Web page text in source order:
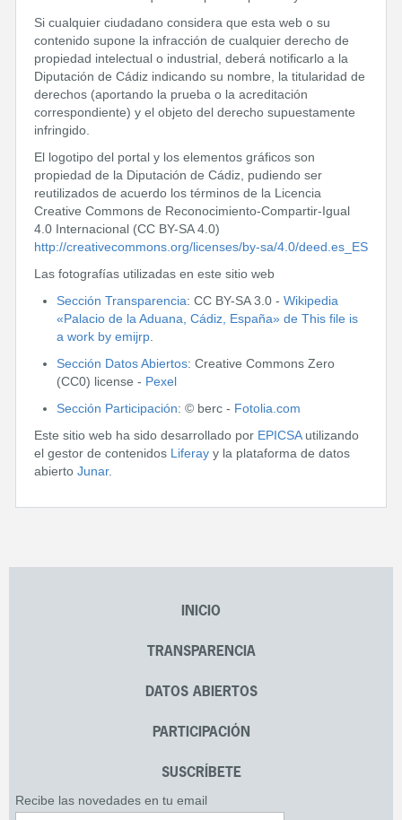
Si cualquier ciudadano considera que esta web o su
contenido supone la infracción de cualquier derecho de
propiedad intelectual o industrial, deberá notificarlo a la
Diputación de Cádiz indicando su nombre, la titularidad de
derechos (aportando la prueba o la acreditación
correspondiente) y el objeto del derecho supuestamente
infringido.
El logotipo del portal y los elementos gráficos son
propiedad de la Diputación de Cádiz, pudiendo ser
reutilizados de acuerdo los términos de la Licencia
Creative Commons de Reconocimiento-Compartir-Igual
4.0 Internacional (CC BY-SA 4.0)
http://creativecommons.org/licenses/by-sa/4.0/deed.es_ES
Las fotografías utilizadas en este sitio web
Sección Transparencia: CC BY-SA 3.0 - Wikipedia
«Palacio de la Aduana, Cádiz, España» de This file is
a work by emijrp
Sección Datos Abiertos: Creative Commons Zero
(CC0) license - Pexel
Sección Participación: © berc - Fotolia.com
Este sitio web ha sido desarrollado por EPICSAutilizando
el gestor de contenidos Liferay y la plataforma de datos
abierto Junar.
INICIO
TRANSPARENCIA
DATOS ABIERTOS
PARTICIPACIÓN
SUSCRÍBETE
Recibe las novedades en tu email